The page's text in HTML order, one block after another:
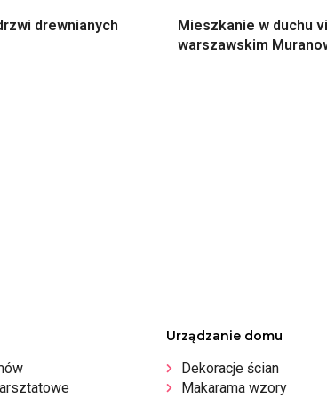
drewnianych
Mieszkanie w duchu
warszawskim
Urządzanie domu
Dekoracje ścian
Makarama wzory